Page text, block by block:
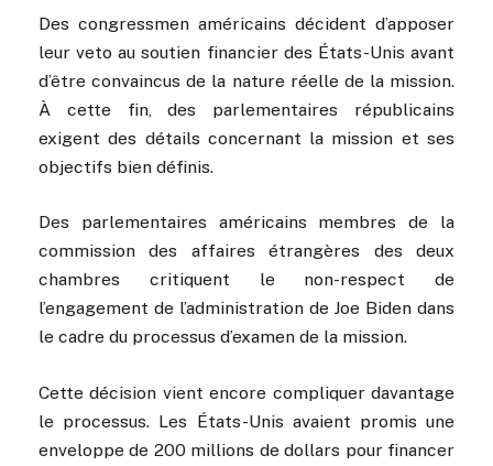
Des congressmen américains décident d’apposer
leur veto au soutien financier des États-Unis avant
d’être convaincus de la nature réelle de la mission.
À cette fin, des parlementaires républicains
exigent des détails concernant la mission et ses
objectifs bien définis.
Des parlementaires américains membres de la
commission des affaires étrangères des deux
chambres critiquent le non-respect de
l’engagement de l’administration de Joe Biden dans
le cadre du processus d’examen de la mission.
Cette décision vient encore compliquer davantage
le processus. Les États-Unis avaient promis une
enveloppe de 200 millions de dollars pour financer